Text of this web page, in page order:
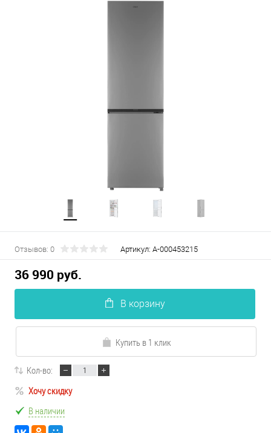
Отзывов: 0 Артикул: А-000453215
36 990 руб.
В корзину
Купить в 1 клик
Кол-во:
Хочу скидку
В наличии